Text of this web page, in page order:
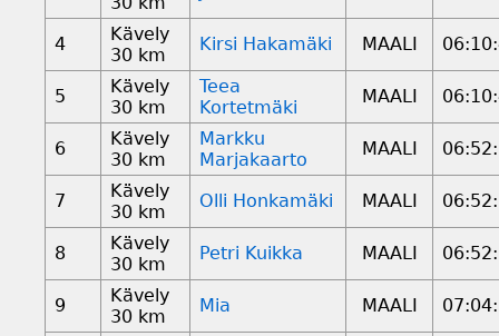
4
Kävely
30 km
Kirsi Hakamäki MAALI
5
Kävely
30 km
Teea
Kortetmäki
MAALI
6
Kävely
30 km
Markku
Marjakaarto
MAALI
7
Kävely
30 km
Olli Honkamäki MAALI
8
Kävely
30 km
Petri Kuikka MAALI
9
Kävely
30 km
Mia MAALI